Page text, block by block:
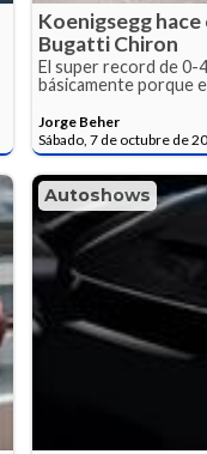
Koenigsegg hace
Bugatti Chiron
El super record de 0-
básicamente porque
Jorge Beher
Sábado, 7 de octubre de
Autoshows